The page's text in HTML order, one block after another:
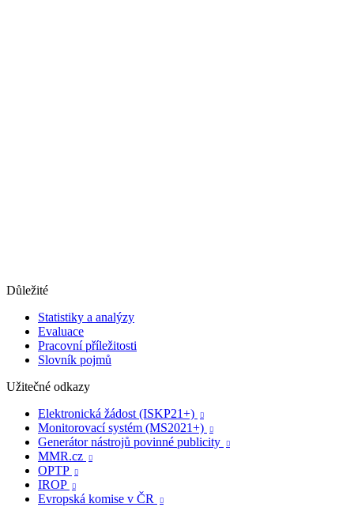
Důležité
Statistiky a analýzy
Evaluace
Pracovní příležitosti
Slovník pojmů
Užitečné odkazy
Elektronická žádost (ISKP21+)

Monitorovací systém (MS2021+) 
Generátor nástrojů povinné publicity 
MMR.cz 
OPTP 
IROP 
Evropská komise v ČR 